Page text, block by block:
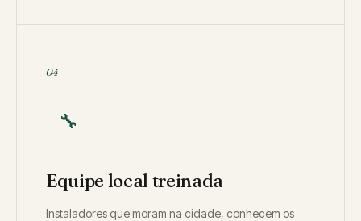
04
🔧
Equipe local treinada
Instaladores que moram na cidade, conhecem os